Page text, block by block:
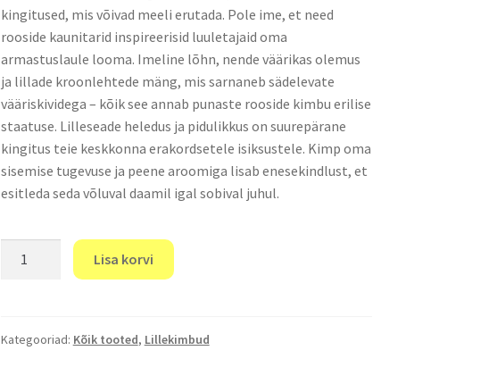
kingitused, mis võivad meeli erutada. Pole ime, et need
rooside kaunitarid inspireerisid luuletajaid oma
armastuslaule looma. Imeline lõhn, nende väärikas olemus
ja lillade kroonlehtede mäng, mis sarnaneb sädelevate
vääriskividega – kõik see annab punaste rooside kimbu erilise
staatuse. Lilleseade heledus ja pidulikkus on suurepärane
kingitus teie keskkonna erakordsetele isiksustele. Kimp oma
sisemise tugevuse ja peene aroomiga lisab enesekindlust, et
esitleda seda võluval daamil igal sobival juhul.
Lisa korvi
Kategooriad: Kõik tooted, Lillekimbud